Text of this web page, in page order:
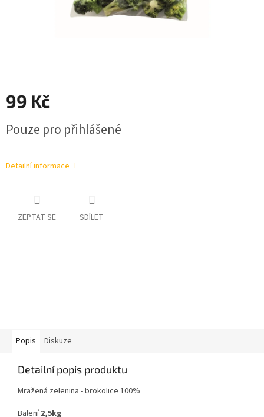
99 Kč
cena:
Pouze pro přihlášené
Detailní informace
ZEPTAT SE SDÍLET
Popis Diskuze
Detailní popis produktu
Mražená zelenina - brokolice 100%
Balení2,5kg